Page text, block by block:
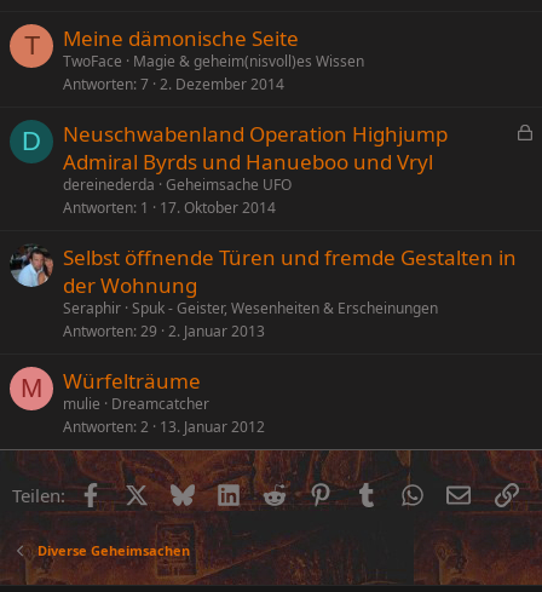
T Meine dämonische Seite
TwoFace
Magie & geheim(nisvoll)es Wissen
Antworten 7 2. Dezember 2014
D
Neuschwabenland Operation Highjump
Admiral Byrds und Hanueboo und Vryl
dereinederda
Geheimsache UFO
Antworten 1 17. Oktober 2014
Selbst öffnende Türen und fremde Gestalten in
der Wohnung
Seraphir Spuk - Geister, Wesenheiten & Erscheinungen
Antworten 29 2. Januar 2013
M Würfelträume
mulie
Dreamcatcher
Antworten 2 13. Januar 2012
Teilen: FacebookX (Twitter)
BlueskyLinkedInRedditPinterestTumblr WhatsApp
E-Mail
Diverse Geheimsachen